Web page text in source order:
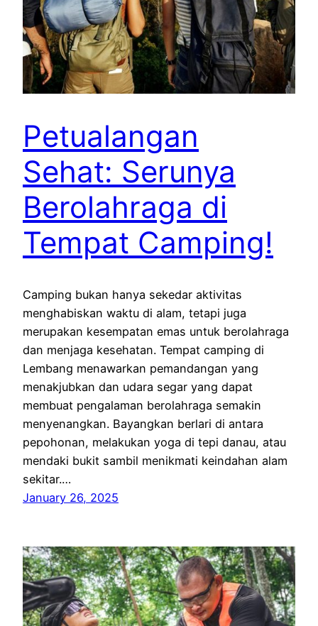
Petualangan
Sehat: Serunya
Berolahraga di
Tempat Camping!
Camping bukan hanya sekedar aktivitas
menghabiskan waktu di alam, tetapi juga
merupakan kesempatan emas untuk berolahraga
dan menjaga kesehatan. Tempat camping di
Lembang menawarkan pemandangan yang
menakjubkan dan udara segar yang dapat
membuat pengalaman berolahraga semakin
menyenangkan. Bayangkan berlari di antara
pepohonan, melakukan yoga di tepi danau, atau
mendaki bukit sambil menikmati keindahan alam
sekitar.…
January 26, 2025